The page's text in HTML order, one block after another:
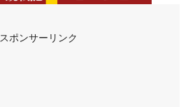
スポンサーリンク